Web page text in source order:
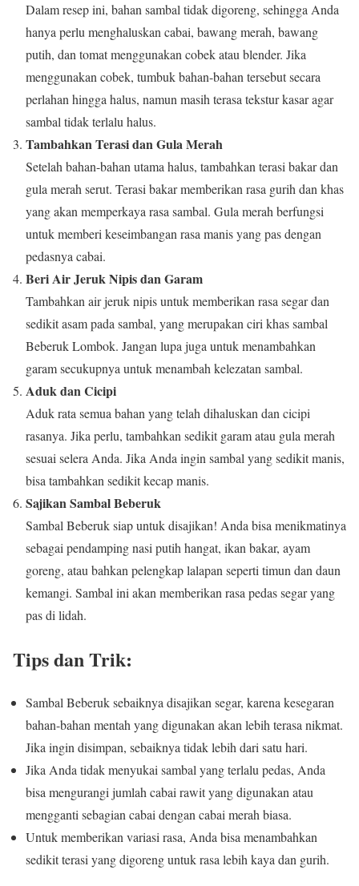
Dalam resep ini, bahan sambal tidak digoreng, sehingga Anda
hanya perlu menghaluskan cabai, bawang merah, bawang
putih, dan tomat menggunakan cobek atau blender. Jika
menggunakan cobek, tumbuk bahan-bahan tersebut secara
perlahan hingga halus, namun masih terasa tekstur kasar agar
sambal tidak terlalu halus.
Tambahkan Terasi dan Gula Merah
Setelah bahan-bahan utama halus, tambahkan terasi bakar dan
gula merah serut. Terasi bakar memberikan rasa gurih dan khas
yang akan memperkaya rasa sambal. Gula merah berfungsi
untuk memberi keseimbangan rasa manis yang pas dengan
pedasnya cabai.
Beri Air Jeruk Nipis dan Garam
Tambahkan air jeruk nipis untuk memberikan rasa segar dan
sedikit asam pada sambal, yang merupakan ciri khas sambal
Beberuk Lombok. Jangan lupa juga untuk menambahkan
garam secukupnya untuk menambah kelezatan sambal.
Aduk dan Cicipi
Aduk rata semua bahan yang telah dihaluskan dan cicipi
rasanya. Jika perlu, tambahkan sedikit garam atau gula merah
sesuai selera Anda. Jika Anda ingin sambal yang sedikit manis,
bisa tambahkan sedikit kecap manis.
Sajikan Sambal Beberuk
Sambal Beberuk siap untuk disajikan! Anda bisa menikmatinya
sebagai pendamping nasi putih hangat, ikan bakar, ayam
goreng, atau bahkan pelengkap lalapan seperti timun dan daun
kemangi. Sambal ini akan memberikan rasa pedas segar yang
pas di lidah.
Tips dan Trik:
Sambal Beberuk sebaiknya disajikan segar, karena kesegaran
bahan-bahan mentah yang digunakan akan lebih terasa nikmat.
Jika ingin disimpan, sebaiknya tidak lebih dari satu hari.
Jika Anda tidak menyukai sambal yang terlalu pedas, Anda
bisa mengurangi jumlah cabai rawit yang digunakan atau
mengganti sebagian cabai dengan cabai merah biasa.
Untuk memberikan variasi rasa, Anda bisa menambahkan
sedikit terasi yang digoreng untuk rasa lebih kaya dan gurih.